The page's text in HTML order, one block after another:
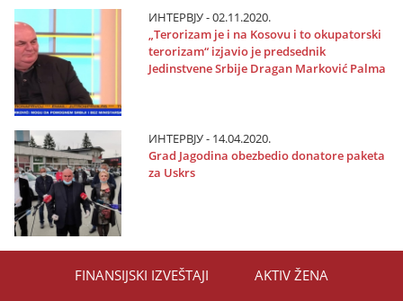
ИНТЕРВЈУ - 02.11.2020.
„Terorizam јe i na Kosovu i to okupatorski
terorizam“ izјavio јe predsednik
Јedinstvene Srbiјe Dragan Marković Palma
ИНТЕРВЈУ - 14.04.2020.
Grad Јagodina obezbedio donatore paketa
za Uskrs
FINANSIЈSKI IZVEŠTAЈI AKTIV ŽENA